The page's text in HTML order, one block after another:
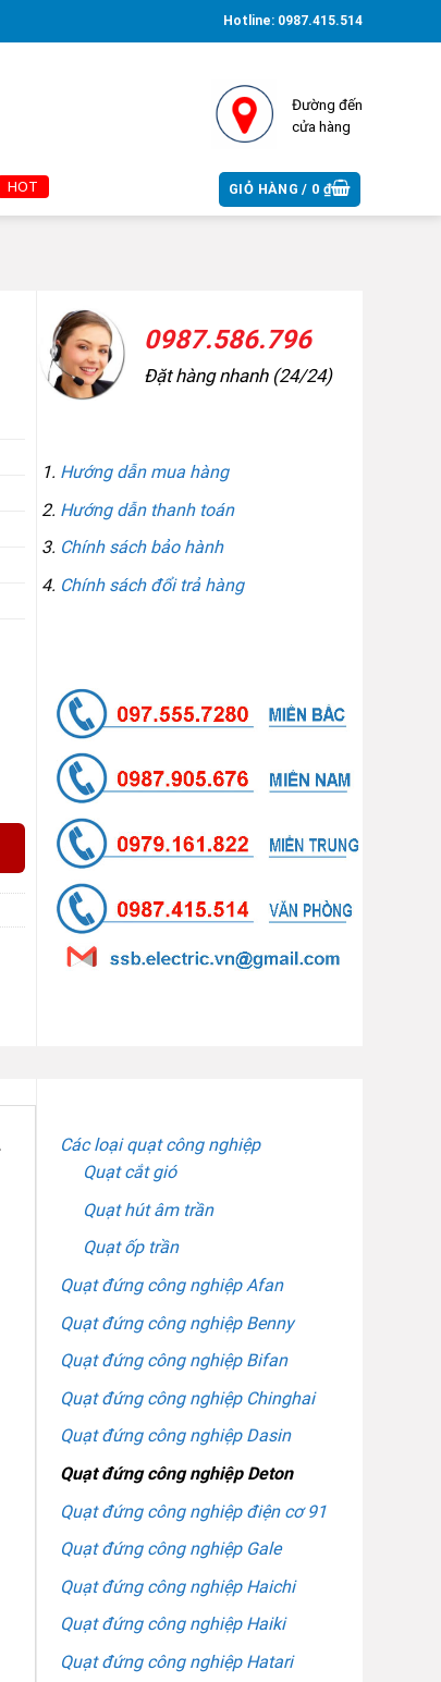
Hotline: 0987.415.514
Đường đến
cửa hàng
HOT GIỎ HÀNG / 0₫
0987.586.796
Đặt hàng nhanh (24/24)
Hướng dẫn mua hàng
Hướng dẫn thanh toán
Chính sách bảo hành
Chính sách đổi trả hàng
Các loại quạt công nghiệp
Quạt cắt gió
Quạt hút âm trần
Quạt ốp trần
Quạt đứng công nghiệp Afan
Quạt đứng công nghiệp Benny
Quạt đứng công nghiệp Bifan
Quạt đứng công nghiệp Chinghai
Quạt đứng công nghiệp Dasin
Quạt đứng công nghiệp Deton
Quạt đứng công nghiệp điện cơ 91
Quạt đứng công nghiệp Gale
Quạt đứng công nghiệp Haichi
Quạt đứng công nghiệp Haiki
Quạt đứng công nghiệp Hatari